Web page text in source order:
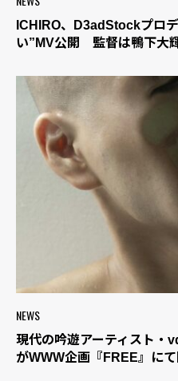
ICHIRO、D3adStockプロ
い”MV公開 監督は鴨下大
NEWS
現代の吟遊アーティスト・
がWWW企画『FREE』に